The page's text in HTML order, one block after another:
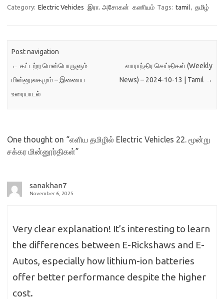
Category: Electric Vehicles இரா. அசோகன் கணியம் Tags: tamil, தமிழ்
Post navigation
← கட்டற்ற மென்பொருளும்
மின்னூலகமும் – இணைய
உரையாடல்
வாராந்திர செய்திகள் (Weekly
News) – 2024-10-13 | Tamil →
One thought on “எளிய தமிழில் Electric Vehicles 22. மூன்று
சக்கர மின்னூர்திகள்”
sanakhan7
November 6, 2025
Very clear explanation! It’s interesting to learn
the differences between E-Rickshaws and E-
Autos, especially how lithium-ion batteries
offer better performance despite the higher
cost.